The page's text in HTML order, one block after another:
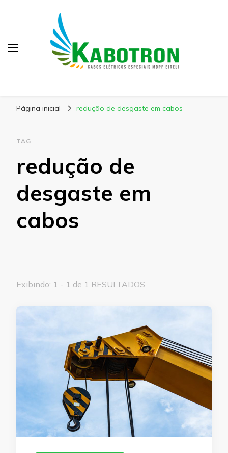
Página inicial redução de desgaste em cabos
TAG
redução de
desgaste em
cabos
Exibindo: 1 - 1 de 1 RESULTADOS